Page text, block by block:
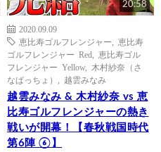
20:58
2020.09.09
恵比寿ゴルフレンジャー
恵比寿
ゴルフレンジャー Red
恵比寿ゴル
フレンジャー Yellow, 木村紗奈（さ
なぱっちょ）
越雲みなみ
越雲みなみ & 木村紗奈 vs 恵
比寿ゴルフレンジャーの熱き
戦いが開幕！【春秋戦国時代
第6陣 ⑥】